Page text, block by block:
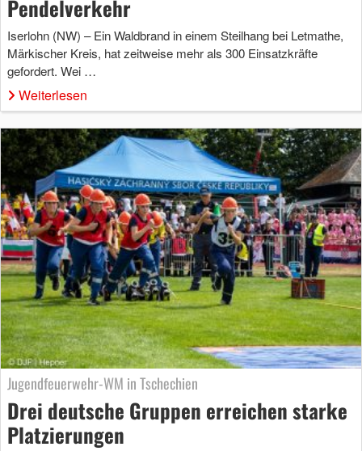
Pendelverkehr
Iserlohn (NW) – Ein Waldbrand in einem Steilhang bei Letmathe,
Märkischer Kreis, hat zeitweise mehr als 300 Einsatzkräfte
gefordert. Wei …
Weiterlesen
Jugendfeuerwehr-WM in Tschechien
Drei deutsche Gruppen erreichen starke
Platzierungen